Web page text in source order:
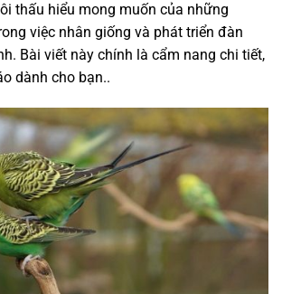
thấu hiểu mong muốn của những
việc nhân giống và phát triển đàn
Bài viết này chính là cẩm nang chi tiết,
dành cho bạn..